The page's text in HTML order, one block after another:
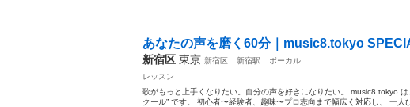
あなたの声を磨く60分｜music8.tokyo
新宿区 東京 新宿区 新宿駅
ボーカル
レッスン
歌がもっと上手くなりたい。自分の声を好きになりたい。 music8.tokyo
クール” です。 初心者〜経験者、趣味〜プロ志向まで幅広く対応し、 一人